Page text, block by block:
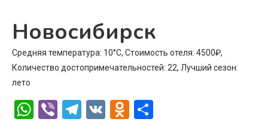
Новосибирск
Средняя температура: 10°C, Стоимость отеля: 4500₽,
Количество достопримечательностей: 22, Лучший сезон:
лето
WhatsApp
ViberTelegram
VK Odnoklassniki